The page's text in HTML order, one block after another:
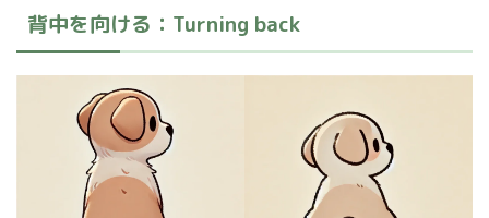
背中を向ける：Turning back